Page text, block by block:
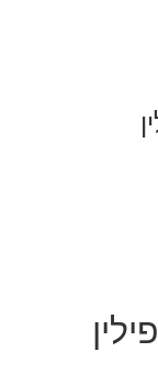
צבע לבן